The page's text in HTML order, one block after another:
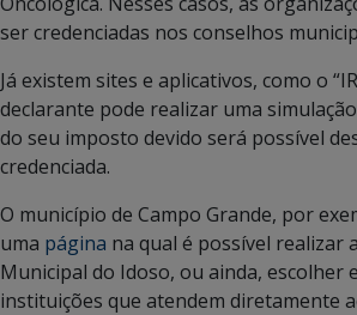
ser credenciadas nos conselhos
Já existem sites e aplicativos, como o
declarante pode realizar uma
do seu imposto devido será possível
credenciada.
O município de Campo Grande, por
uma página na qual é possível realizar
Municipal do Idoso, ou ainda, escolher
instituições que atendem diretamente